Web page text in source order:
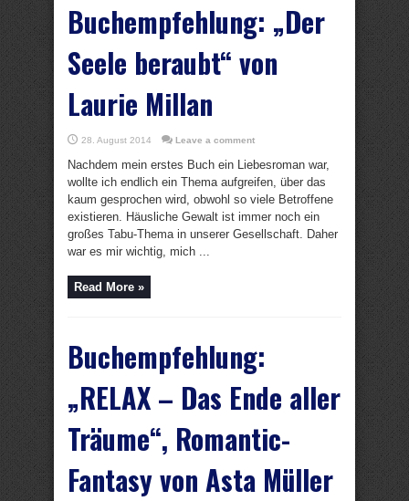
Buchempfehlung: „Der
Seele beraubt“ von
Laurie Millan
28. August 2014 Leave a comment
Nachdem mein erstes Buch ein Liebesroman war,
wollte ich endlich ein Thema aufgreifen, über das
kaum gesprochen wird, obwohl so viele Betroffene
existieren. Häusliche Gewalt ist immer noch ein
großes Tabu-Thema in unserer Gesellschaft. Daher
war es mir wichtig, mich ...
Read More »
Buchempfehlung:
„RELAX – Das Ende aller
Träume“, Romantic-
Fantasy von Asta Müller